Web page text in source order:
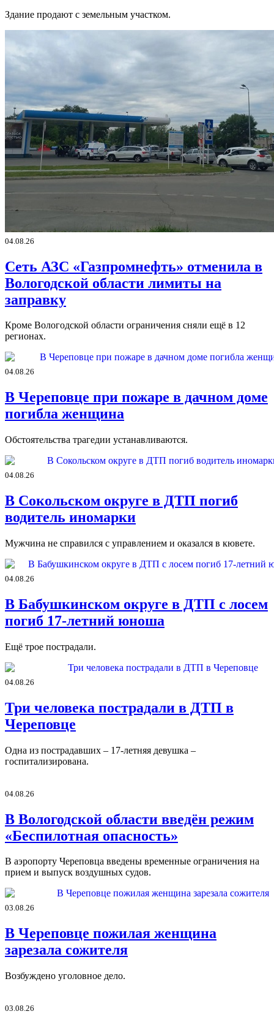
Здание продают с земельным участком.
04.08.26
Сеть АЗС «Газпромнефть» отменила в
Вологодской области лимиты на
заправку
Кроме Вологодской области ограничения сняли ещё в 12
регионах.
04.08.26
В Череповце при пожаре в дачном доме
погибла женщина
Обстоятельства трагедии устанавливаются.
04.08.26
В Сокольском округе в ДТП погиб
водитель иномарки
Мужчина не справился с управлением и оказался в кювете.
04.08.26
В Бабушкинском округе в ДТП с лосем
погиб 17-летний юноша
Ещё трое пострадали.
04.08.26
Три человека пострадали в ДТП в
Череповце
Одна из пострадавших – 17-летняя девушка –
госпитализирована.
04.08.26
В Вологодской области введён режим
«Беспилотная опасность»
В аэропорту Череповца введены временные ограничения на
прием и выпуск воздушных судов.
03.08.26
В Череповце пожилая женщина
зарезала сожителя
Возбуждено уголовное дело.
03.08.26